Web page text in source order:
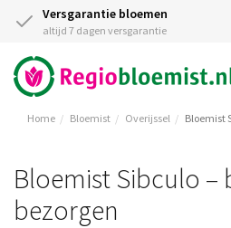
Versgarantie bloemen
altijd 7 dagen versgarantie
Home Bloemist Overijssel Bloemist
Bloemist Sibculo –
bezorgen